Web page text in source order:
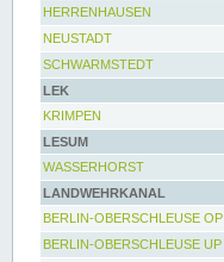
HERRENHAUSEN
NEUSTADT
SCHWARMSTEDT
LEK
KRIMPEN
LESUM
WASSERHORST
LANDWEHRKANAL
BERLIN-OBERSCHLEUSE OP
BERLIN-OBERSCHLEUSE UP